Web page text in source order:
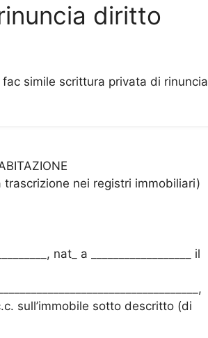
diritto
simile scrittura privata di rinuncia
nei registri immobiliari)
nat_ a __________________ il
sull’immobile sotto descritto (di